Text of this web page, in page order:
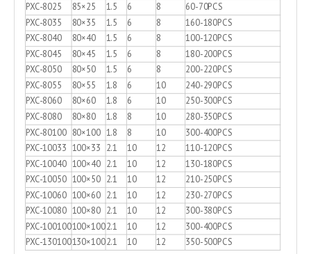
PXC-8025 85×25 1.5 6 8
60-70PCS
PXC-8035
80×35 1.5 6 8 160-180PCS
PXC-8040 80×40 1.5 6 8
100-120PCS
PXC-8045
80×45 1.5 6 8 180-200PCS
PXC-8050 80×50 1.5 6 8
200-220PCS
PXC-8055
80×55 1.8 6 10 240-290PCS
PXC-8060 80×60 1.8 6 10
250-300PCS
PXC-8080
80×80 1.8 8 10 280-350PCS
PXC-80100 80×100 1.8 8 10
300-400PCS
PXC-10033 100×33 2.1 10 12 110-120PCS
PXC-10040 100×40 2.1 10 12 130-180PCS
PXC-10050 100×50 2.1 10 12
210-250PCS
PXC-10060 100×60 2.1 10 12
230-270PCS
PXC-10080 100×80 2.1 10 12
300-380PCS
PXC-100100100×1002.1 10 12 300-400PCS
PXC-130100130×1002.1 10 12 350-500PCS